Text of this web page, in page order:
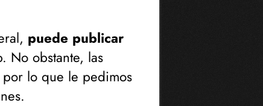
puede publicar
No obstante, las
lo que le pedimos